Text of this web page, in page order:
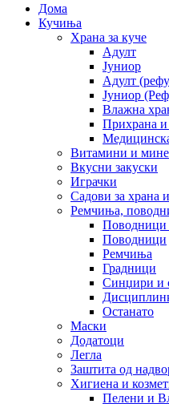
Дома
Кучиња
Храна за куче
Адулт
Јуниор
Адулт
Јуниор
Влажна
Прихрана и
Витамини и
Вкусни закуски
Играчки
Садови за храна
Ремчиња,
Поводници
Поводници
Ремчиња
Градници
Синџири и
Останато
Маски
Додатоци
Легла
Заштита од
Хигиена и
Пелени и